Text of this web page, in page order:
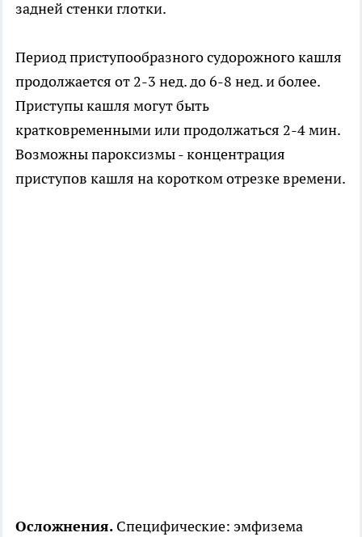
задней стенки глотки.
Период приступообразного судорожного кашля
продолжается от 2-3 нед. до 6-8 нед. и более.
Приступы кашля могут быть
кратковременными или продолжаться 2-4 мин.
Возможны пароксизмы - концентрация
приступов кашля на коротком отрезке времени.
Осложнения. Специфические: эмфизема